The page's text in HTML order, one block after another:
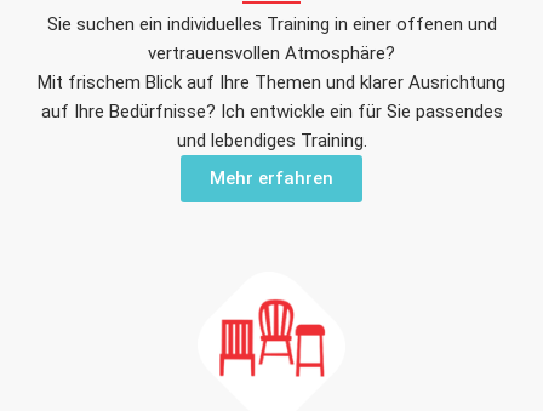
Sie suchen ein individuelles Training in einer offenen und
vertrauensvollen Atmosphäre?
Mit frischem Blick auf Ihre Themen und klarer Ausrichtung
auf Ihre Bedürfnisse? Ich entwickle ein für Sie passendes
und lebendiges Training.
Mehr erfahren